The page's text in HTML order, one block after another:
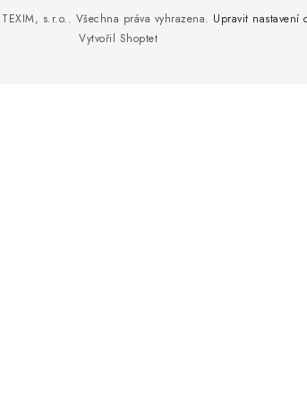
Vytvořil Shoptet
s.r.o.. Všechna práva vyhrazena. Upravit nastavení